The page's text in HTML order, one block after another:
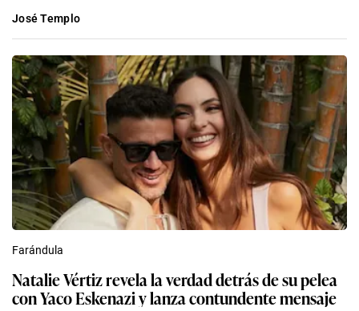
José Templo
Farándula
Natalie Vértiz revela la verdad detrás de su pelea
con Yaco Eskenazi y lanza contundente mensaje